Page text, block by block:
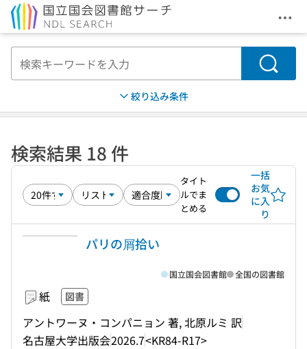
メ
検索
絞り込み条件
検索結果 18 件
タイト
ルでま
とめる
一括
お気
に入
り
パリの屑拾い
紙 図書
アントワーヌ・コンパニョン 著, 北原ルミ 訳
名古屋大学出版会2026.7<KR84-R17>
国立国会図書館 全国の図書館